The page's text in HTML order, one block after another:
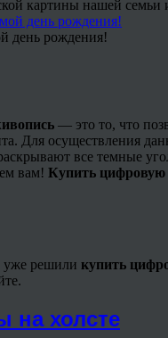
картины нашей
день рождения!
— это то, что
Для осуществления
все темные
вам! Купить цифровую
уже решили купить
на холсте